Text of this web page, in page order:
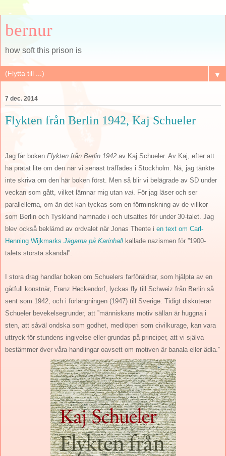
bernur
how soft this prison is
▼
7 dec. 2014
Flykten från Berlin 1942, Kaj Schueler
Jag får boken Flykten från Berlin 1942 av Kaj Schueler. Av Kaj, efter att
ha pratat lite om den när vi senast träffades i Stockholm. Nä, jag tänkte
inte skriva om den här boken först. Men så blir vi belägrade av SD under
veckan som gått, vilket lämnar mig utan val . För jag läser och ser
parallellerna, om än det kan tyckas som en förminskning av de villkor
som Berlin och Tyskland hamnade i och utsattes för under 30-talet. Jag
blev också beklämd av ordvalet när Jonas Thente i en text om Carl-
Henning Wijkmarks Jägarna på Karinhall kallade nazismen för ”1900-
talets största skandal”.
I stora drag handlar boken om Schuelers farföräldrar, som hjälpta av en
gåtfull konstnär, Franz Heckendorf, lyckas fly till Schweiz från Berlin så
sent som 1942, och i förlängningen (1947) till Sverige. Tidigt diskuterar
Schueler bevekelsegrunder, att ”människans motiv sällan är huggna i
sten, att såväl ondska som godhet, medlöperi som civilkurage, kan vara
uttryck för stundens ingivelse eller grundas på principer, att vi själva
bestämmer över våra handlingar oavsett om motiven är banala eller ädla.”